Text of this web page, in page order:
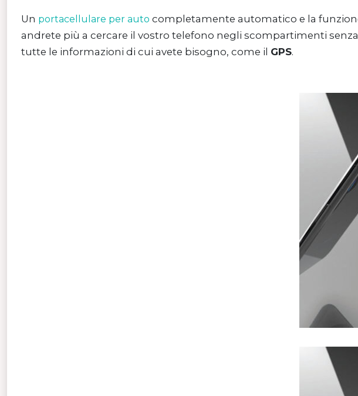
Un portacellulare per auto completamente automatico e la
andrete più a cercare il vostro telefono negli scompartimenti
tutte le informazioni di cui avete bisogno, come il GPS.